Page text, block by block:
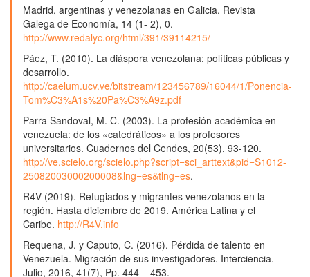
Madrid, argentinas y venezolanas en Galicia. Revista
Galega de Economía, 14 (1- 2), 0.
http://www.redalyc.org/html/391/39114215/
Páez, T. (2010). La diáspora venezolana: políticas públicas y
desarrollo.
http://caelum.ucv.ve/bitstream/123456789/16044/1/Ponencia-
Tom%C3%A1s%20Pa%C3%A9z.pdf
Parra Sandoval, M. C. (2003). La profesión académica en
venezuela: de los «catedráticos» a los profesores
universitarios. Cuadernos del Cendes, 20(53), 93-120.
http://ve.scielo.org/scielo.php?script=sci_arttext&pid=S1012-
25082003000200008&lng=es&tlng=es.
R4V (2019). Refugiados y migrantes venezolanos en la
región. Hasta diciembre de 2019. América Latina y el
Caribe. http://R4V.info
Requena, J. y Caputo, C. (2016). Pérdida de talento en
Venezuela. Migración de sus investigadores. Interciencia.
Julio, 2016, 41(7), Pp. 444 – 453.